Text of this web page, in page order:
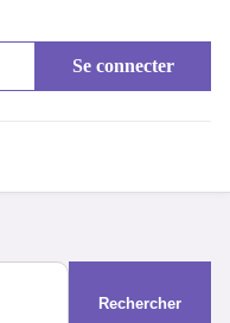
Se connecter
Rechercher